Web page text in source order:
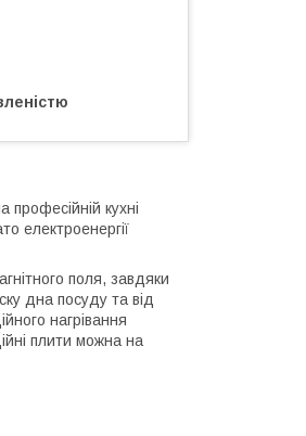
кухні
електроенергії
поля, завдяки
дна посуду та від
нагрівання
плити можна на